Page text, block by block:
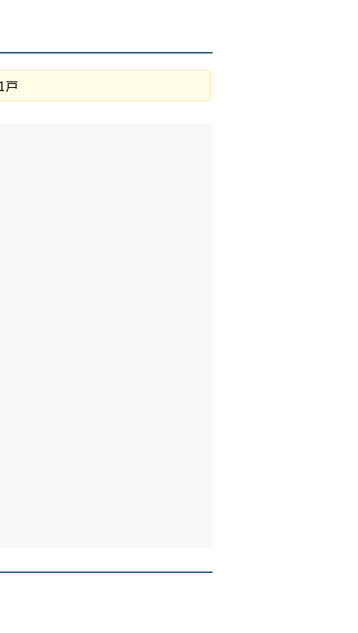
戸